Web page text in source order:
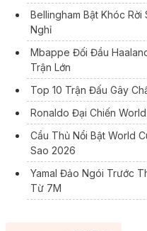
Bellingham Bật Khóc
Nghỉ
Mbappe Đối Đầu
Trận Lớn
Top 10 Trận Đấu Gây
Ronaldo Đại Chiến
Cầu Thủ Nổi Bật World
Sao 2026
Yamal Đảo Ngói Trước
Từ 7M